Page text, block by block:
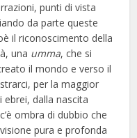
punti di vista
da parte queste
il riconoscimento della
una umma, che si
il mondo e verso il
per la maggior
dalla nascita
ombra di dubbio che
pura e profonda